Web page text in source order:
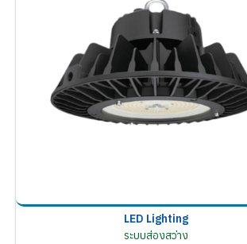
LED Lighting
ระบบส่องสว่าง